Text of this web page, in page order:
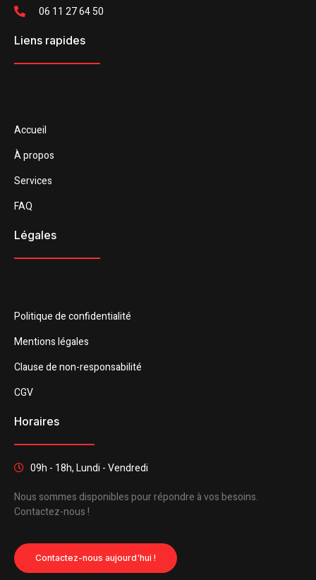
06 11 27 64 50
Liens rapides
Accueil
À propos
Services
FAQ
Légales
Politique de confidentialité
Mentions légales
Clause de non-responsabilité
CGV
Horaires
09h - 18h, Lundi - Vendredi
Nous sommes disponibles pour répondre à vos besoins.
Contactez-nous !
Contactez-nous aujourd'hui !